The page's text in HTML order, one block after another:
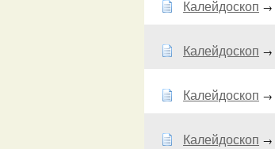
Калейдоскоп →
Калейдоскоп →
Калейдоскоп →
Калейдоскоп →